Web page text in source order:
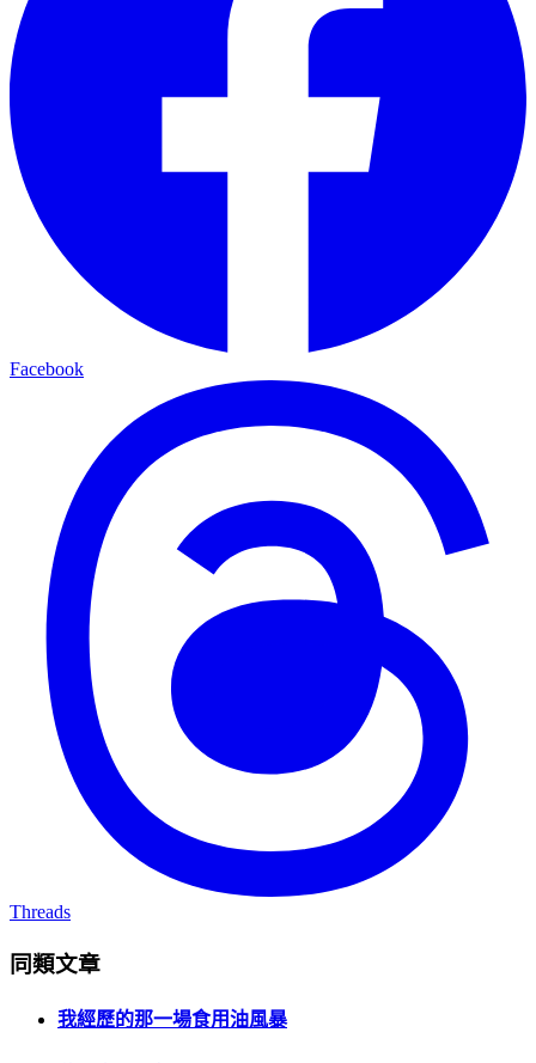
Facebook
Threads
同類文章
我經歷的那一場食用油風暴